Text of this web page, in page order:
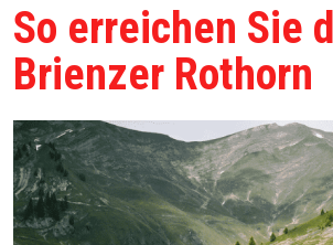
So erreichen Sie
Brienzer Rothorn